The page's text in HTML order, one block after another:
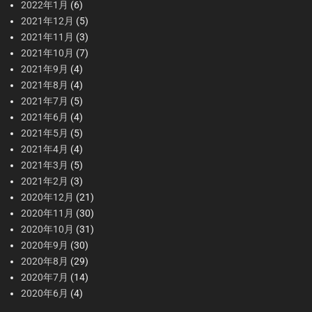
2022年1月 (6)
2021年12月 (5)
2021年11月 (3)
2021年10月 (7)
2021年9月 (4)
2021年8月 (4)
2021年7月 (5)
2021年6月 (4)
2021年5月 (5)
2021年4月 (4)
2021年3月 (5)
2021年2月 (3)
2020年12月 (21)
2020年11月 (30)
2020年10月 (31)
2020年9月 (30)
2020年8月 (29)
2020年7月 (14)
2020年6月 (4)